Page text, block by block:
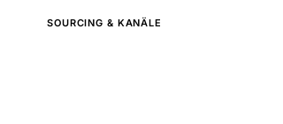
SOURCING & KANÄLE